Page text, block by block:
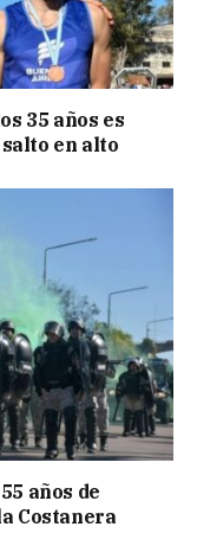
35 años es
en alto
años de
Costanera